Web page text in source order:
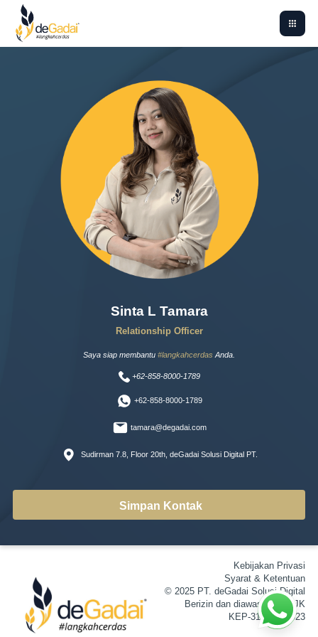
Sinta L Tamara
Relationship Officer
Saya siap membantu #langkahcerdas Anda.
+62-858-8000-1789
+62-858-8000-1789
tamara@degadai.com
Sudirman 7.8, Floor 20th, deGadai Solusi Digital PT.
Simpan Kontak
Kebijakan Privasi
Syarat & Ketentuan
© 2025 PT. deGadai Solusi Digital
Berizin dan diawasi oleh OJK
KEP-31/D.05/2023